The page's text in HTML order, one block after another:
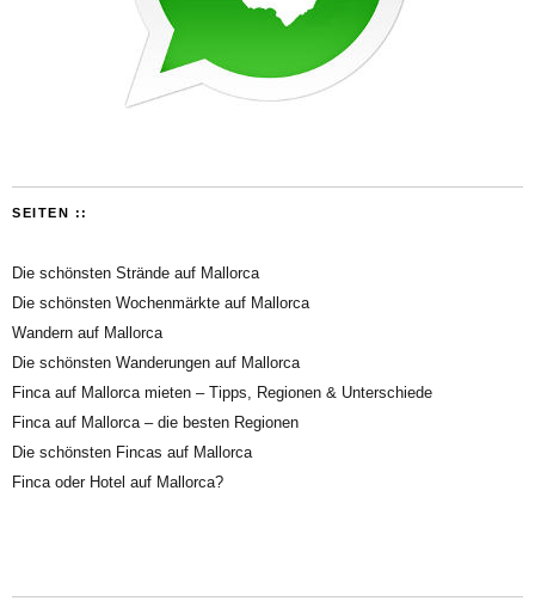
SEITEN ::
Die schönsten Strände auf Mallorca
Die schönsten Wochenmärkte auf Mallorca
Wandern auf Mallorca
Die schönsten Wanderungen auf Mallorca
Finca auf Mallorca mieten – Tipps, Regionen & Unterschiede
Finca auf Mallorca – die besten Regionen
Die schönsten Fincas auf Mallorca
Finca oder Hotel auf Mallorca?